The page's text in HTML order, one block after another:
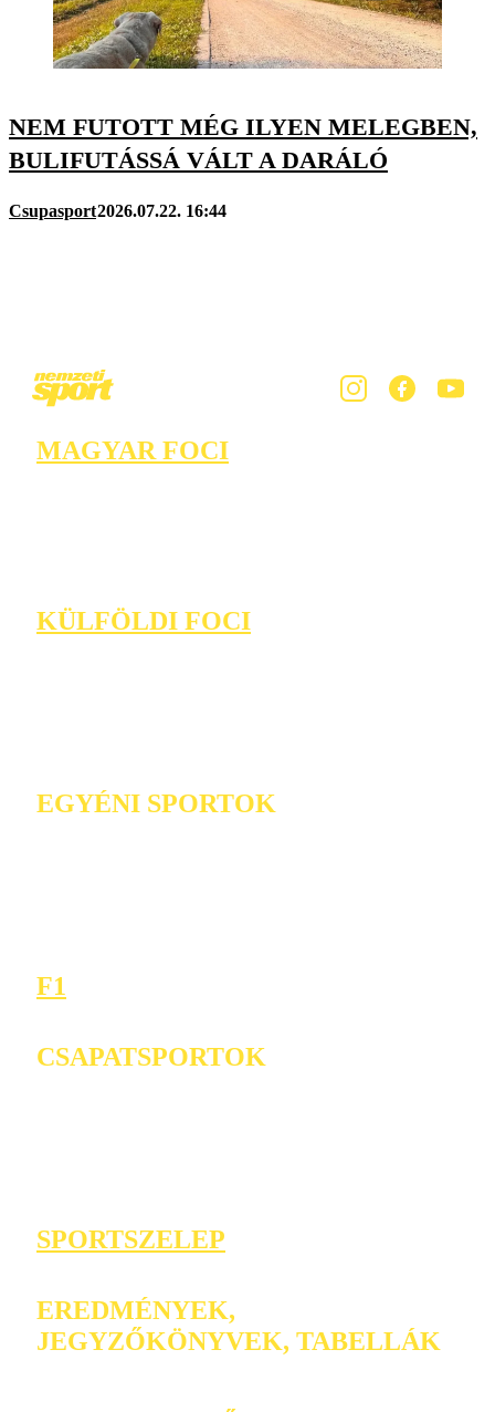
NEM FUTOTT MÉG ILYEN MELEGBEN,
BULIFUTÁSSÁ VÁLT A DARÁLÓ
Csupasport2026.07.22. 16:44
MAGYAR FOCI
KÜLFÖLDI FOCI
EGYÉNI SPORTOK
F1
CSAPATSPORTOK
SPORTSZELEP
EREDMÉNYEK,
JEGYZŐKÖNYVEK, TABELLÁK